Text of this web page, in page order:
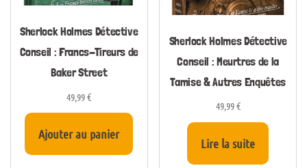
Sherlock Holmes Détective
Conseil : Francs-Tireurs de
Baker Street
49,99€
Ajouter au panier
Sherlock Holmes Détective
Conseil : Meurtres de la
Tamise & Autres Enquêtes
49,99€
Lire la suite